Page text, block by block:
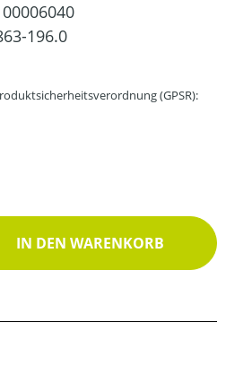
196.0
(GPSR):
den gewünschten
IN DEN WARENKORB